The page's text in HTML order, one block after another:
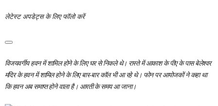
लेटेस्ट अपडेट्स के लिए फॉलो करें
विजयवर्गीय हवन में शामिल होने के लिए घर से निकले थे। रास्ते में आकाश के पीए के पास बेलेश्वर
मंदिर के हवन में शामिल होने के लिए बार-बार कॉल भी आ रहे थे। फोन पर आयोजकों ने कहा था
कि हवन अब समाप्त होने वाला है। आरती के समय आ जाना।